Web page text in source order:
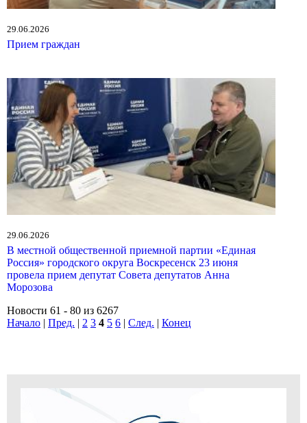
29.06.2026
Прием граждан
29.06.2026
В местной общественной приемной партии «Единая
Россия» городского округа Воскресенск 23 июня
провела прием депутат Совета депутатов Анна
Морозова
Новости 61 - 80 из 6267
Начало | Пред. | 2 3 4 5 6 | След. | Конец